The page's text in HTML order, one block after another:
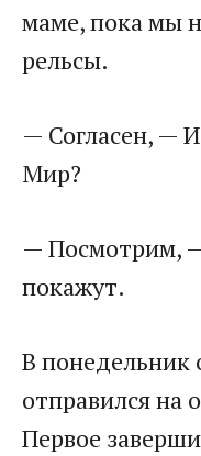
маме, пока мы
рельсы.
— Согласен, —
Мир?
— Посмотрим,
покажут.
В понедельник
отправился на
Первое